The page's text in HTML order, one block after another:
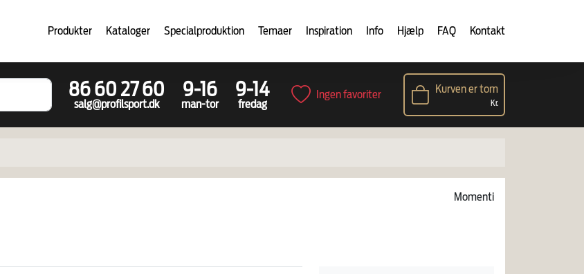
Produkter Kataloger Specialproduktion Temaer Inspiration Info Hjælp FAQ Kontakt
86 60 27 60
salg@profilsport.dk
9-16
man-tor
9-14
fredag
Ingen favoriter Kurven er tom
Kr.
Momenti